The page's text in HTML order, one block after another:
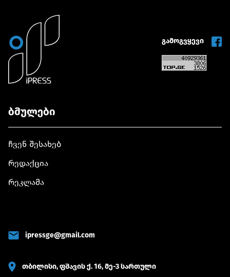
გამოგვყევი
ბმულები
ჩვენ შესახებ
რედაქცია
რეკლამა
ipressge@gmail.com
თბილისი, ფშავის ქ. 16, მე-3 სართული